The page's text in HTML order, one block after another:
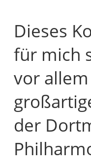
Dieses
für mich
vor
der